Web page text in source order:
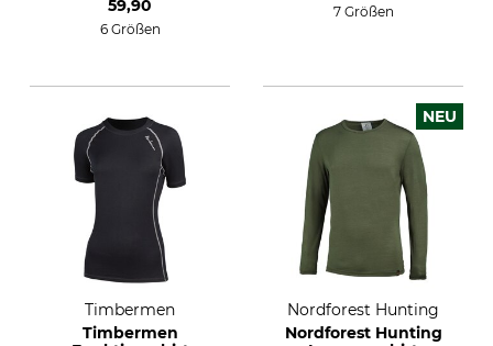
59,90
6 Größen
7 Größen
Timbermen
Timbermen
NEU
Nordforest Hunting
Nordforest Hunting